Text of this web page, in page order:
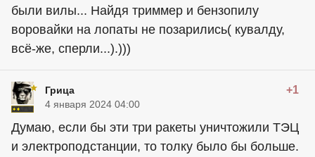
были вилы... Найдя триммер и бензопилу
воровайки на лопаты не позарились( кувалду,
всё-же, сперли...).)))
Грица +1
4 января 2024 04:00
Думаю, если бы эти три ракеты уничтожили ТЭЦ
и электроподстанции, то толку было бы больше.